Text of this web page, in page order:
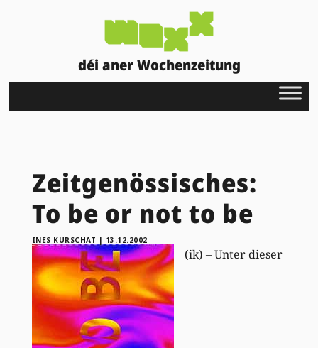
déi aner Wochenzeitung
Zeitgenössisches:
To be or not to be
INES KURSCHAT | 13.12.2002
(ik) – Unter dieser